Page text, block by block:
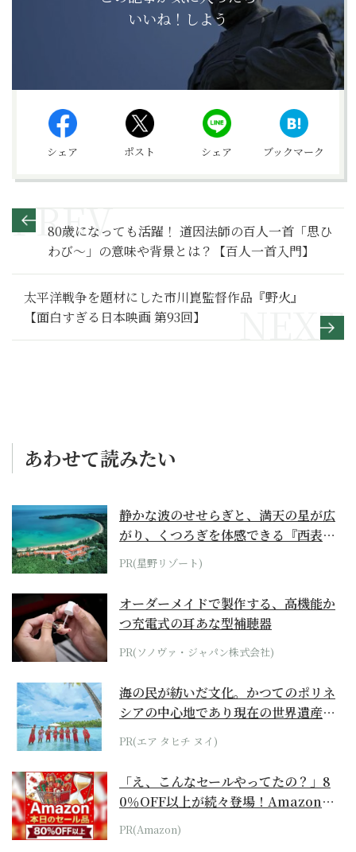
いいね！しよう
シェア ポスト シェア ブックマーク
80歳になっても活躍！ 道因法師の百人一首「思ひ
わび～」の意味や背景とは？【百人一首入門】
太平洋戦争を題材にした市川崑監督作品『野火』
【面白すぎる日本映画 第93回】
あわせて読みたい
静かな波のせせらぎと、満天の星が広
がり、くつろぎを体感できる『西表島
ホテル by...
PR(星野リゾート)
オーダーメイドで製作する、高機能か
つ充電式の耳あな型補聴器
PR(ソノヴァ・ジャパン株式会社)
海の民が紡いだ文化。かつてのポリネ
シアの中心地であり現在の世界遺産か
らみえてくる...
PR(エア タヒチ ヌイ)
「え、こんなセールやってたの？」8
0％OFF以上が続々登場！Amazonの
本気が...
PR(Amazon)